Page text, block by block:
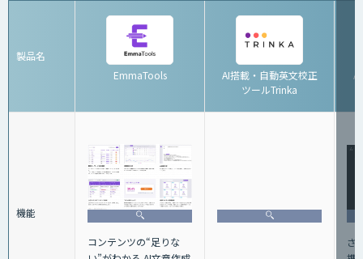
製品名
EmmaTools
AI搭載・自動英文校正
ツールTrinka
機能
コンテンツの“足りな
さ